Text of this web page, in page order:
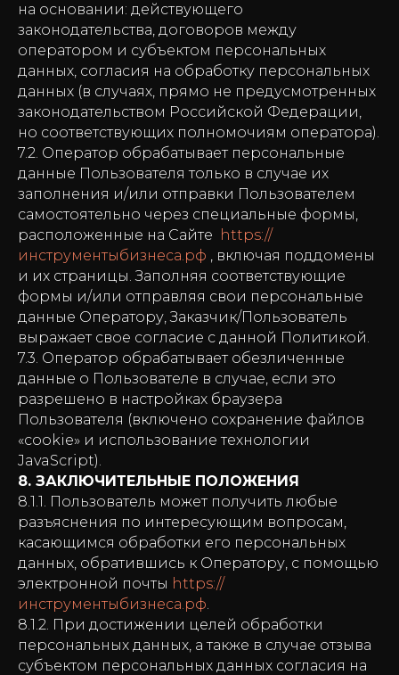
на основании: действующего
законодательства, договоров между
оператором и субъектом персональных
данных, согласия на обработку персональных
данных (в случаях, прямо не предусмотренных
законодательством Российской Федерации,
но соответствующих полномочиям оператора).
7.2. Оператор обрабатывает персональные
данные Пользователя только в случае их
заполнения и/или отправки Пользователем
самостоятельно через специальные формы,
расположенные на Сайте https://
инструментыбизнеса.рф , включая поддомены
и их страницы. Заполняя соответствующие
формы и/или отправляя свои персональные
данные Оператору, Заказчик/Пользователь
выражает свое согласие с данной Политикой.
7.3. Оператор обрабатывает обезличенные
данные о Пользователе в случае, если это
разрешено в настройках браузера
Пользователя (включено сохранение файлов
«cookie» и использование технологии
JavaScript).
8. ЗАКЛЮЧИТЕЛЬНЫЕ ПОЛОЖЕНИЯ
8.1.1. Пользователь может получить любые
разъяснения по интересующим вопросам,
касающимся обработки его персональных
данных, обратившись к Оператору, с помощью
электронной почты https://
инструментыбизнеса.рф.
8.1.2. При достижении целей обработки
персональных данных, а также в случае отзыва
субъектом персональных данных согласия на